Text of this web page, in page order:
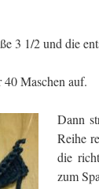
3 1/2 und die
Maschen auf.
Dann
Reihe
die
zum